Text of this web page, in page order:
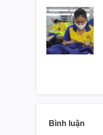
Bình luận